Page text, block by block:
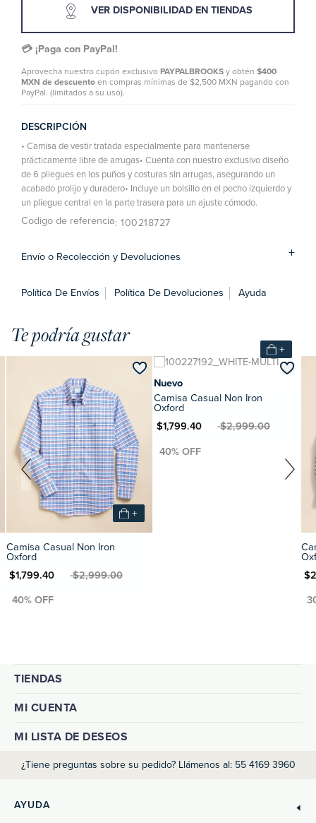
VER DISPONIBILIDAD EN TIENDAS
💳 ¡Paga con PayPal!
Aprovecha nuestro cupón exclusivo PAYPALBROOKS y obtén $400
MXN de descuento en compras mínimas de $2,500 MXN pagando con
PayPal. (limitados a su uso).
DESCRIPCIÓN
• Camisa de vestir tratada especialmente para mantenerse
prácticamente libre de arrugas• Cuenta con nuestro exclusivo diseño
de 6 pliegues en los puños y costuras sin arrugas, asegurando un
acabado prolijo y duradero• Incluye un bolsillo en el pecho izquierdo y
un pliegue central en la parte trasera para un ajuste cómodo.
Codigo de referencia: 100218727
Envío o Recolección y Devoluciones
Política De Envíos Política De Devoluciones Ayuda
Te podría gustar
+
Non Iron
$2,999.00
Nuevo
Camisa Casual Non Iron
Oxford
MXN $1,799.40MXN $2,999.00
Camisa Casual
MXN
TIENDAS
MI CUENTA
MI LISTA DE DESEOS
¿Tiene preguntas sobre su pedido? Llámenos al: 55 4169 3960
AYUDA